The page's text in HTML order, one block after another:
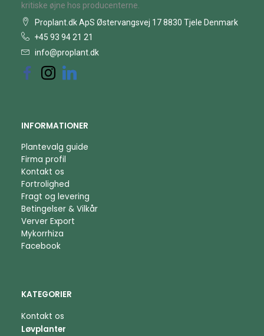
kritiske øjne hos producenterne.
Proplant.dk ApS Østervangsvej 17 8830 Tjele Denmark
+45 93 94 21 21
info@proplant.dk
INFORMATIONER
Plantevalg guide
Firma profil
Kontakt os
Fortrolighed
Fragt og levering
Betingelser & Vilkår
Verver Export
Mykorrhiza
Facebook
KATEGORIER
Kontakt os
Løvplanter